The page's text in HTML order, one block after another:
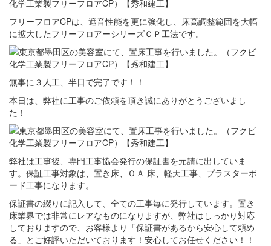
フリーフロアCPは、遮音性能を更に強化し、床高調整範囲を大幅
に拡大したフリーフロアーシリーズＣＰ工法です。
無事に３人工、半日で完了です！！
本日は、弊社に工事のご依頼を頂き誠にありがとうございまし
た！
弊社は工事後、専門工事協会発行の保証書を元請に出していま
す。保証工事対象は、置き床、ＯＡ 床、軽天工事、プラスターボ
ード工事になります。
保証書の綴りに記入して、全ての工事毎に発行しています。置き
床業界では非常にレアなものになりますが、弊社はしっかり対応
しておりますので、お客様より「保証書があるから安心して頼め
る」とご好評いただいております！安心してお任せください！！